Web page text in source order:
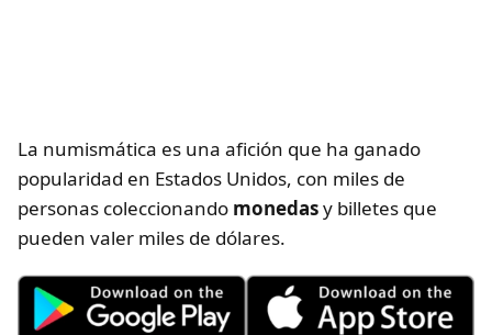
La numismática es una afición que ha ganado
popularidad en Estados Unidos, con miles de
personas coleccionando monedasy billetes que
pueden valer miles de dólares.